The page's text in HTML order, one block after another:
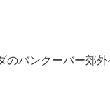
バンクーバー郊